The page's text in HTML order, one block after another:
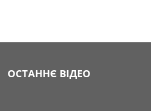
ОСТАННЄ ВІДЕО